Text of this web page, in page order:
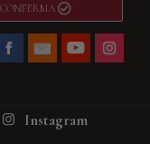
CONFERMA
Instagram